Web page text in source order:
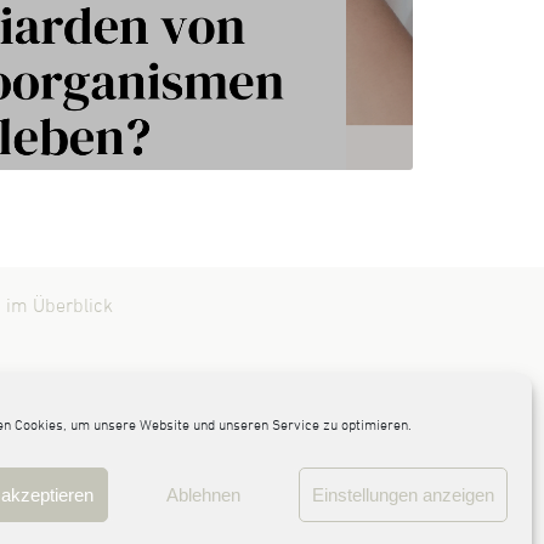
Cookies, um unsere Website und unseren Service zu optimieren.
Ablehnen Einstellungen anzeigen
im Überblick